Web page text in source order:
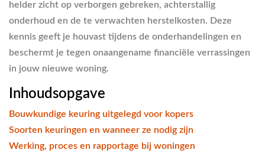
helder zicht op verborgen gebreken, achterstallig
onderhoud en de te verwachten herstelkosten. Deze
kennis geeft je houvast tijdens de onderhandelingen en
beschermt je tegen onaangename financiële verrassingen
in jouw nieuwe woning.
Inhoudsopgave
Bouwkundige keuring uitgelegd voor kopers
Soorten keuringen en wanneer ze nodig zijn
Werking, proces en rapportage bij woningen